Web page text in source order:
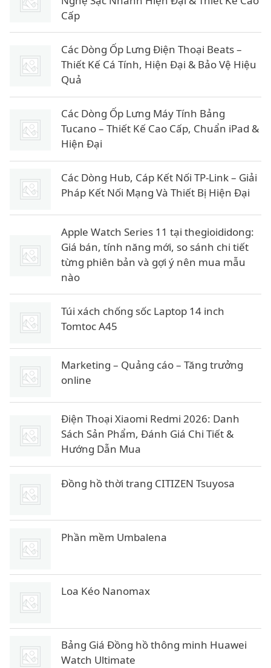
Cấp
Các Dòng Ốp Lưng Điện Thoại Beats –
Thiết Kế Cá Tính, Hiện Đại & Bảo Vệ Hiệu
Quả
Các Dòng Ốp Lưng Máy Tính Bảng
Tucano – Thiết Kế Cao Cấp, Chuẩn iPad &
Hiện Đại
Các Dòng Hub, Cáp Kết Nối TP-Link – Giải
Pháp Kết Nối Mạng Và Thiết Bị Hiện Đại
Apple Watch Series 11 tại thegioididong:
Giá bán, tính năng mới, so sánh chi tiết
từng phiên bản và gợi ý nên mua mẫu
nào
Túi xách chống sốc Laptop 14 inch
Tomtoc A45
Marketing – Quảng cáo – Tăng trưởng
online
Điện Thoại Xiaomi Redmi 2026: Danh
Sách Sản Phẩm, Đánh Giá Chi Tiết &
Hướng Dẫn Mua
Đồng hồ thời trang CITIZEN Tsuyosa
Phần mềm Umbalena
Loa Kéo Nanomax
Bảng Giá Đồng hồ thông minh Huawei
Watch Ultimate